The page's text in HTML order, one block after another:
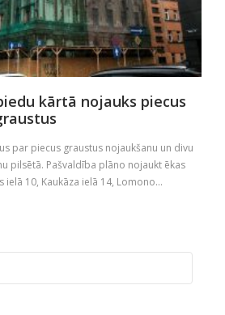
kārtā nojauks piecus
par piecus graustus nojaukšanu un divu
pilsētā. Pašvaldība plāno nojaukt ēkas
ielā 10, Kaukāza ielā 14, Lomono...